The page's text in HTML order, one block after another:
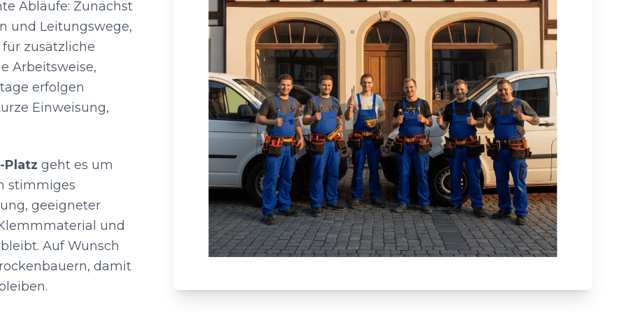
Abläufe: Zunächst
und Leitungswege,
zusätzliche
Arbeitsweise,
erfolgen
Einweisung,
Platz geht es um
stimmiges
geeigneter
und
Auf Wunsch
damit